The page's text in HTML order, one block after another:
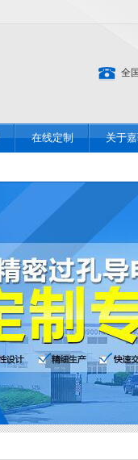
全
在线定制 关于